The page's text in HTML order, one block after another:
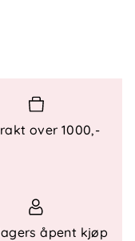
bomull,
godt rundt
eller er ute i
å bli brukt, og
bomull
over 1000,-
åpent kjøp